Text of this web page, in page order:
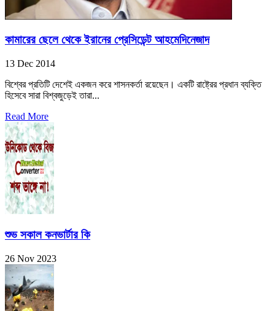
কামারের ছেলে থেকে ইরানের প্রেসিডেন্ট আহমেদিনেজাদ
13 Dec 2014
বিশ্বের প্রতিটি দেশেই একজন করে শাসনকর্তা রয়েছেন। একটি রাষ্ট্রের প্রধান ব্যক্তি
হিসেবে সারা বিশ্বজুড়েই তারা...
Read More
শুভ সকাল কনভার্টার কি
26 Nov 2023